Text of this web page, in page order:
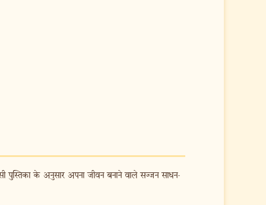
के अनुसार अपना जीवन बनाने वाले सज्जन साधन-